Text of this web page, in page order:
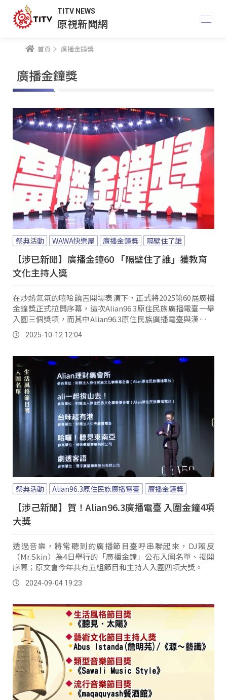
TITV NEWS
原視新聞網
首頁 廣播金鐘獎
廣播金鐘獎
祭典活動 WAWA快樂屋 廣播金鐘獎 隔壁住了誰
【涉已新聞】廣播金鐘60 「隔壁住了誰」獲教育
文化主持人獎
在炒熱氣氛的嘻哈饒舌開場表演下，正式將2025第60屆廣播
金鐘獎正式拉開序幕，這次Alian96.3原住民族廣播電臺一舉
入園三個獎項，而其中Alian96.3原住民族廣播電臺與漢聲廣
播電臺合作製作的《隔壁住了誰》，首度合作就獲得了教育
文化主持人獎，而除了發表感言之外，更是出現驚喜求婚現
2025-10-12 12:04
祭典活動 Alian96.3原住民族廣播電臺 廣播金鐘獎
【涉己新聞】賀！Alian96.3廣播電臺 入圍金鐘4項
大獎
透過音樂，將常聽到的廣播節目臺呼串聯起來，DJ賴皮
（Mr.Skin）為4日舉行的「廣播金鐘」公布入圍名單、揭開
序幕；原文會今年共有五組節目和主持人入圍四項大獎。
2024-09-04 19:23